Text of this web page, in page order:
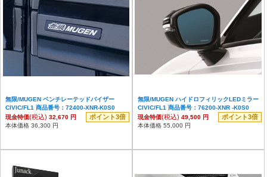
無限/MUGEN ベンチレーテッドバイザー
CIVIC/FL1 商品番号：72400-XNR-K0S0
現金特価(税込) 32,670 円 ポイント3倍
本体価格 36,300 円
無限/MUGEN ハイドロフィリックLEDミラー
CIVIC/FL1 商品番号：76200-XNR -K0S0
現金特価(税込) 49,500 円 ポイント3倍
本体価格 55,000 円